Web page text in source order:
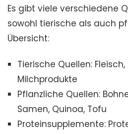
Es gibt viele verschiedene
sowohl tierische als auch
Übersicht:
Tierische Quellen: Fleisch,
Milchprodukte
Pflanzliche Quellen:
Samen, Quinoa, Tofu
Proteinsupplemente: